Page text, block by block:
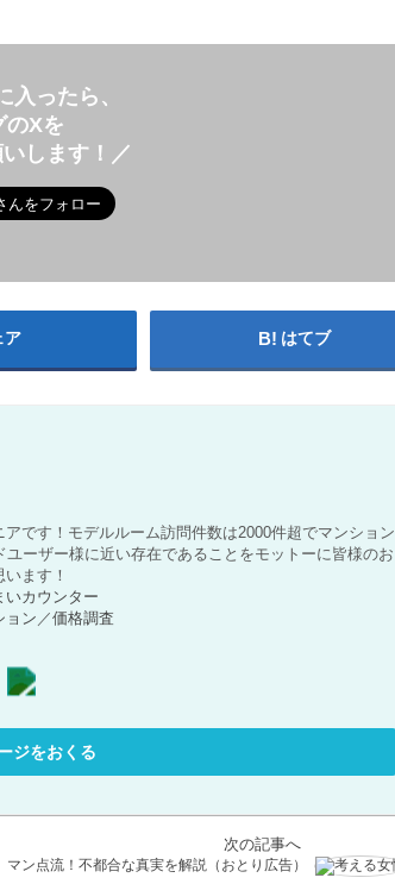
入ったら、
のXを
します！／
ア はてブ
です！モデルルーム訪問件数は2000件超でマンション
ーザー様に近い存在であることをモットーに皆様のお
ます！
いカウンター
ョン ／価格調査
ジをおくる
マン点流！不都合な真実を解説（おとり広告）